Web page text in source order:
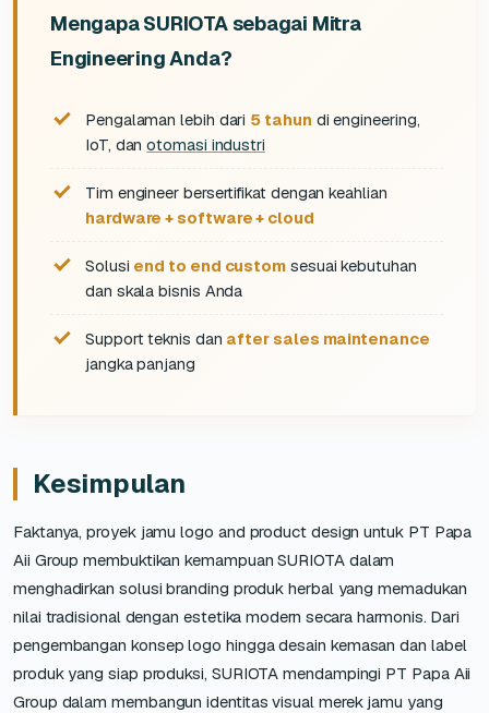
Mengapa SURIOTA sebagai Mitra
Engineering Anda?
Pengalaman lebih dari 5 tahun di engineering,
IoT, danotomasi industri
Tim engineer bersertifikat dengan keahlian
hardware + software + cloud
Solusi end to end custom sesuai kebutuhan
dan skala bisnis Anda
Support teknis dan after sales maintenance
jangka panjang
Kesimpulan
Faktanya, proyek jamu logo and product design untuk PT Papa
Aii Group membuktikan kemampuan SURIOTA dalam
menghadirkan solusi branding produk herbal yang memadukan
nilai tradisional dengan estetika modern secara harmonis. Dari
pengembangan konsep logo hingga desain kemasan dan label
produk yang siap produksi, SURIOTA mendampingi PT Papa Aii
Group dalam membangun identitas visual merek jamu yang